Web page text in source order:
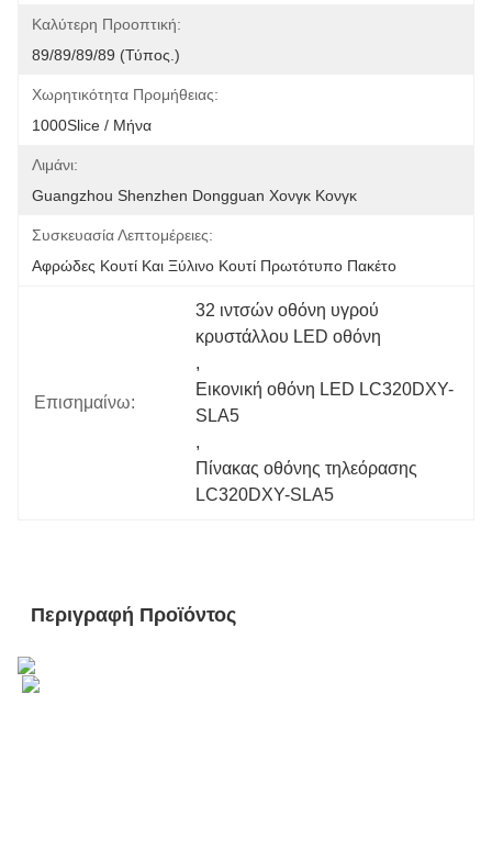
Καλύτερη Προοπτική:
89/89/89/89 (τύπος.)
Χωρητικότητα Προμήθειας:
1000Slice / Μήνα
Λιμάνι:
Guangzhou Shenzhen Dongguan Χονγκ Κονγκ
Συσκευασία Λεπτομέρειες:
Αφρώδες Κουτί Και Ξύλινο Κουτί Πρωτότυπο Πακέτο
Επισημαίνω:
32 ιντσών οθόνη υγρού
κρυστάλλου LED οθόνη
,
Εικονική οθόνη LED LC320DXY-
SLA5
,
Πίνακας οθόνης τηλεόρασης
LC320DXY-SLA5
Περιγραφή Προϊόντος